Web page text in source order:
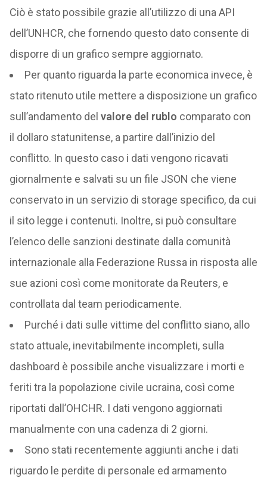
Ciò è stato possibile grazie all’utilizzo di una API
dell’UNHCR, che fornendo questo dato consente di
disporre di un grafico sempre aggiornato.
Per quanto riguarda la parte economica invece, è
stato ritenuto utile mettere a disposizione un grafico
sull’andamento del valore del rublo comparato con
il dollaro statunitense, a partire dall’inizio del
conflitto. In questo caso i dati vengono ricavati
giornalmente e salvati su un file JSON che viene
conservato in un servizio di storage specifico, da cui
il sito legge i contenuti. Inoltre, si può consultare
l’elenco delle sanzioni destinate dalla comunità
internazionale alla Federazione Russa in risposta alle
sue azioni così come monitorate da Reuters, e
controllata dal team periodicamente.
Purché i dati sulle vittime del conflitto siano, allo
stato attuale, inevitabilmente incompleti, sulla
dashboard è possibile anche visualizzare i morti e
feriti tra la popolazione civile ucraina, così come
riportati dall’OHCHR. I dati vengono aggiornati
manualmente con una cadenza di 2 giorni.
Sono stati recentemente aggiunti anche i dati
riguardo le perdite di personale ed armamento